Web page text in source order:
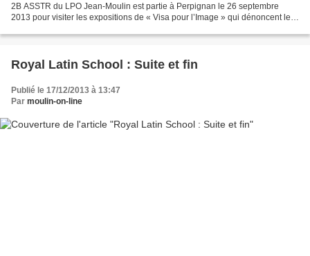
2B ASSTR du LPO Jean-Moulin est partie à Perpignan le 26 septembre
2013 pour visiter les expositions de « Visa pour l’Image » qui dénoncent les
Royal Latin School : Suite et fin
Publié le 17/12/2013 à 13:47
Par moulin-on-line